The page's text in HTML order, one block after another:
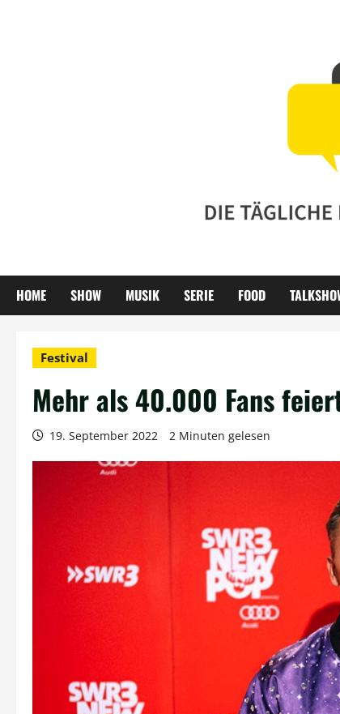
HOME SHOW MUSIK SERIE FOOD
Festival
Mehr als 40.000 Fans
19. September 2022 2 Minuten gelesen